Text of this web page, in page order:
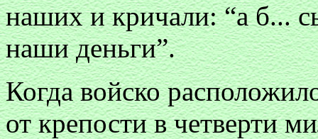
наших и кричали: “а б...
наши деньги”.
Когда войско
от крепости в четверти